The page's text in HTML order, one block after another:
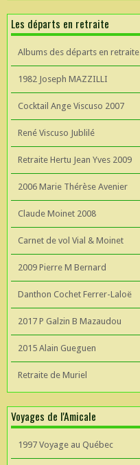
Les départs en retraite
Albums des départs en retraite
1982 Joseph MAZZILLI
Cocktail Ange Viscuso 2007
René Viscuso Jublilé
Retraite Hertu Jean Yves 2009
2006 Marie Thérèse Avenier
Claude Moinet 2008
Carnet de vol Vial & Moinet
2009 Pierre M Bernard
Danthon Cochet Ferrer-Laloë
2017 P Galzin B Mazaudou
2015 Alain Gueguen
Retraite de Muriel
Voyages de l'Amicale
1997 Voyage au Québec